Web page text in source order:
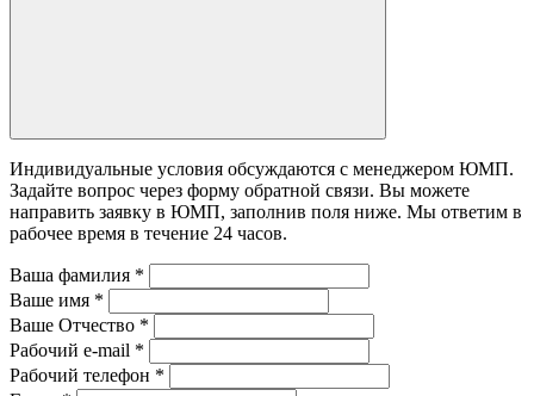
Индивидуальные условия обсуждаются с менеджером ЮМП.
Задайте вопрос через форму обратной связи. Вы можете
направить заявку в ЮМП, заполнив поля ниже. Mы ответим в
рабочее время в течение 24 часов.
Ваша фамилия *
Ваше имя *
Ваше Отчество *
Рабочий e-mail *
Рабочий телефон *